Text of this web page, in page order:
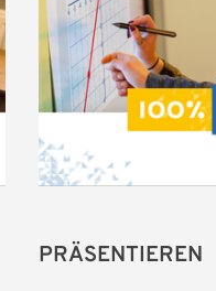
PRÄSENTIEREN